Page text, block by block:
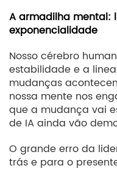
A armadilha mental:
exponencialidade
Nosso cérebro
estabilidade e a
mudanças
nossa mente nos
que a mudança vai
de IA ainda vão
O grande erro da
trás e para o